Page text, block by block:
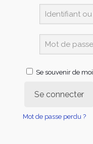
Se souvenir de moi
Se connecter
Mot de passe perdu ?